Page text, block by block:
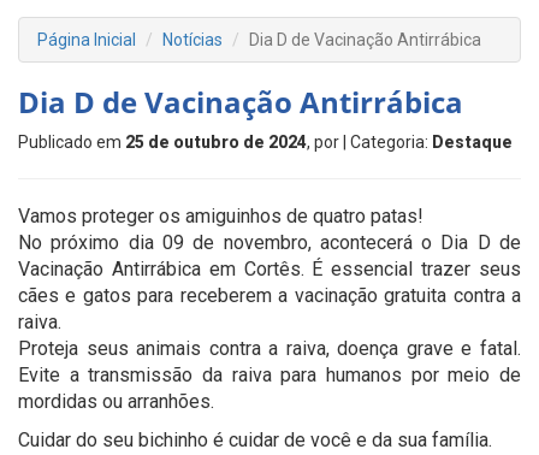
Página Inicial Notícias Dia D de Vacinação Antirrábica
Dia D de Vacinação Antirrábica
Publicado em 25 de outubro de 2024, por | Categoria: Destaque
Vamos proteger os amiguinhos de quatro patas!
No próximo dia 09 de novembro, acontecerá o Dia D de
Vacinação Antirrábica em Cortês. É essencial trazer seus
cães e gatos para receberem a vacinação gratuita contra a
raiva.
Proteja seus animais contra a raiva, doença grave e fatal.
Evite a transmissão da raiva para humanos por meio de
mordidas ou arranhões.
Cuidar do seu bichinho é cuidar de você e da sua família.